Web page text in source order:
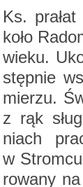
Ks.
koło
wieku.
stęp­nie
mie­rzu.
z rąk
niach
w
ro­wa­ny